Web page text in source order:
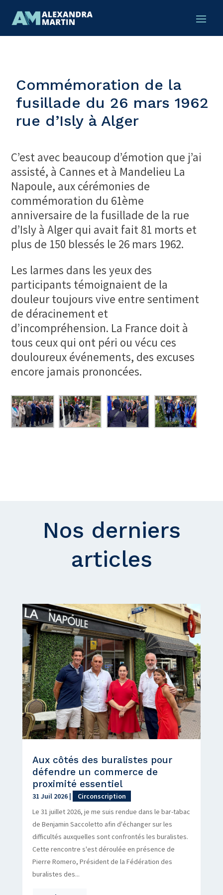
Commémoration de la
fusillade du 26 mars 1962
rue d’Isly à Alger
C’est avec beaucoup d’émotion que j’ai
assisté, à Cannes et à Mandelieu La
Napoule, aux cérémonies de
commémoration du 61ème
anniversaire de la fusillade de la rue
d’Isly à Alger qui avait fait 81 morts et
plus de 150 blessés le 26 mars 1962.
Les larmes dans les yeux des
participants témoignaient de la
douleur toujours vive entre sentiment
de déracinement et
d’incompréhension. La France doit à
tous ceux qui ont péri ou vécu ces
douloureux événements, des excuses
encore jamais prononcées.
Nos derniers
articles
Aux côtés des buralistes pour
défendre un commerce de
proximité essentiel
31 Juil 2026|
Circonscription
Le 31 juillet 2026, je me suis rendue dans le bar-tabac
de Benjamin Saccoletto afin d'échanger sur les
difficultés auxquelles sont confrontés les buralistes.
Cette rencontre s'est déroulée en présence de
Pierre Romero, Président de la Fédération des
buralistes des...